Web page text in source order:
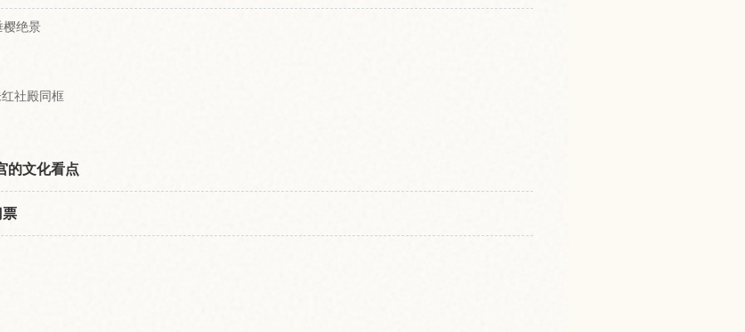
樱绝景
社殿同框
的文化看点